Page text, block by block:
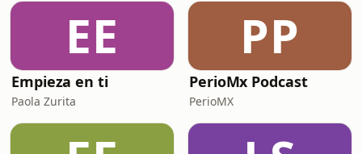
EE
Empieza en ti
Paola Zurita
PP
PerioMx Podcast
PerioMX